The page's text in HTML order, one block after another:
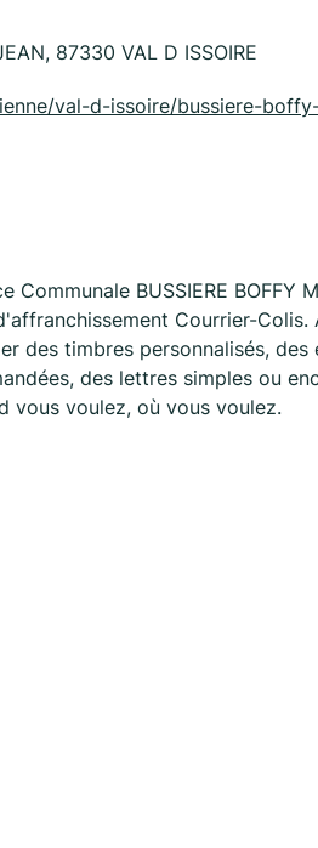
87330 VAL D ISSOIRE
val-d-issoire/bussiere-
BUSSIERE BOFFY
Courrier-
des timbres personnalisés,
des lettres simples ou
vous voulez, où vous voulez.